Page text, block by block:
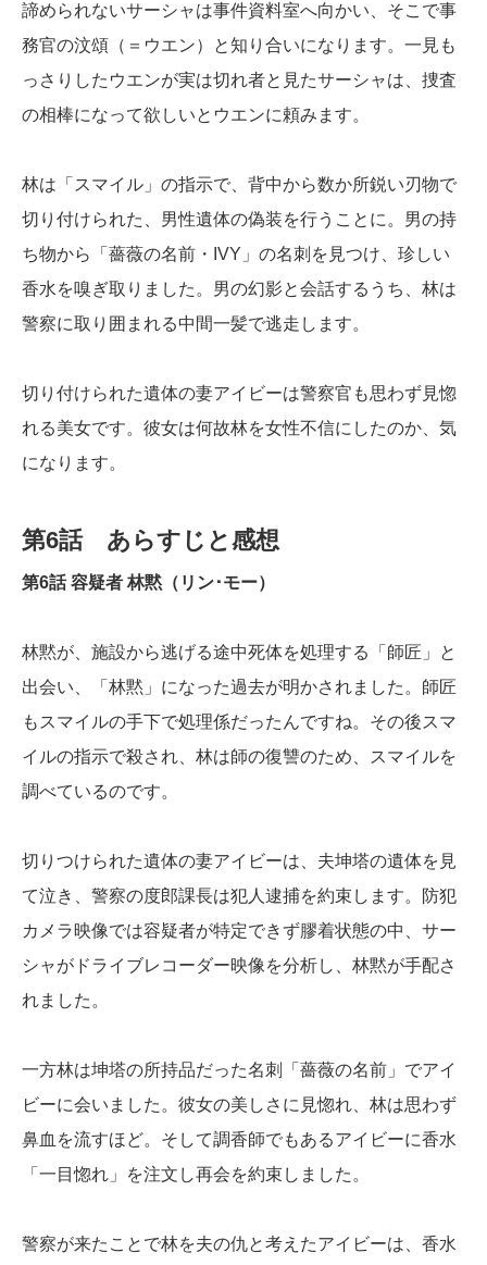
諦められないサーシャは事件資料室へ向かい、そこで事
務官の汶頌（＝ウエン）と知り合いになります。一見も
っさりしたウエンが実は切れ者と見たサーシャは、捜査
の相棒になって欲しいとウエンに頼みます。
林は「スマイル」の指示で、背中から数か所鋭い刃物で
切り付けられた、男性遺体の偽装を行うことに。男の持
ち物から「薔薇の名前・IVY」の名刺を見つけ、珍しい
香水を嗅ぎ取りました。男の幻影と会話するうち、林は
警察に取り囲まれる中間一髪で逃走します。
切り付けられた遺体の妻アイビーは警察官も思わず見惚
れる美女です。彼女は何故林を女性不信にしたのか、気
になります。
第6話 あらすじと感想
第6話 容疑者 林黙（リン･モー）
林黙が、施設から逃げる途中死体を処理する「師匠」と
出会い、「林黙」になった過去が明かされました。師匠
もスマイルの手下で処理係だったんですね。その後スマ
イルの指示で殺され、林は師の復讐のため、スマイルを
調べているのです。
切りつけられた遺体の妻アイビーは、夫坤塔の遺体を見
て泣き、警察の度郎課長は犯人逮捕を約束します。防犯
カメラ映像では容疑者が特定できず膠着状態の中、サー
シャがドライブレコーダー映像を分析し、林黙が手配さ
れました。
一方林は坤塔の所持品だった名刺「薔薇の名前」でアイ
ビーに会いました。彼女の美しさに見惚れ、林は思わず
鼻血を流すほど。そして調香師でもあるアイビーに香水
「一目惚れ」を注文し再会を約束しました。
警察が来たことで林を夫の仇と考えたアイビーは、香水